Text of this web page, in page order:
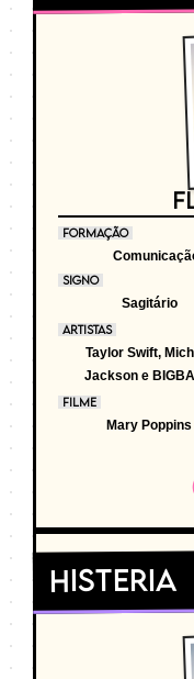
FORMAÇÃO
SIGNO
Sagitário
ARTISTAS
Taylor Swift,
Jackson e
FILME
Mary Poppins
Histeria